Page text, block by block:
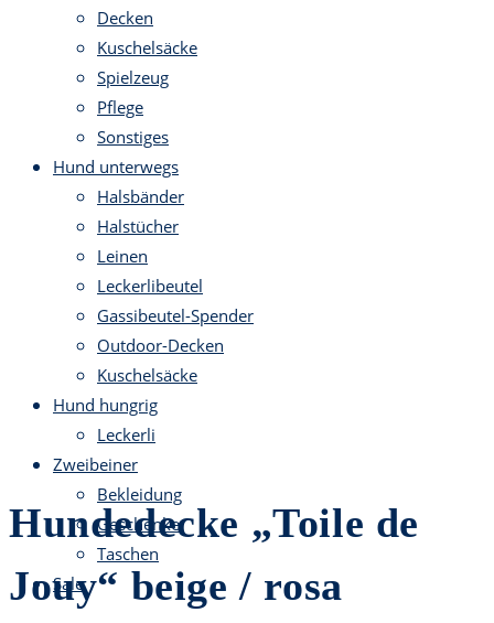
Decken
Kuschelsäcke
Spielzeug
Pflege
Sonstiges
Hund unterwegs
Halsbänder
Halstücher
Leinen
Leckerlibeutel
Gassibeutel-Spender
Outdoor-Decken
Kuschelsäcke
Hund hungrig
Leckerli
Zweibeiner
Bekleidung
Geschenke
Taschen
Sale
Hundedecke „Toile de
Jouy“ beige / rosa